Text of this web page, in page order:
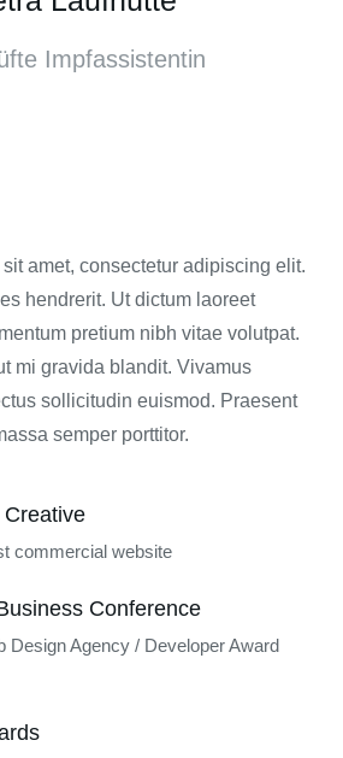
Impfassistentin
amet, consectetur adipiscing elit.
hendrerit. Ut dictum laoreet
pretium nibh vitae volutpat.
mi gravida blandit. Vivamus
sollicitudin euismod. Praesent
semper porttitor.
commercial website
Conference
Design Agency / Developer Award